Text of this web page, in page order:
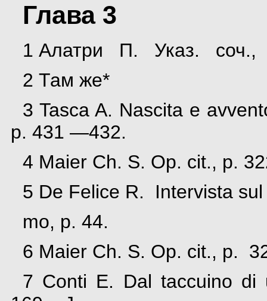
Глава 3
1 Алатри П. Указ.
2 Там же*
3 Tasca A. Nascita e
p. 431 —432.
4 Maier Ch. S. Op. cit., p.
5 De Felice R. Intervista
mo, p. 44.
6 Maier Ch. S. Op. cit., p.
7 Conti E. Dal taccuino